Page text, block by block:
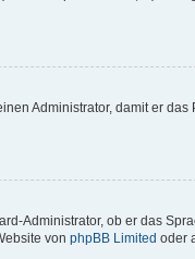
Administrator, damit er das
Administrator, ob er das
von phpBB Limited oder